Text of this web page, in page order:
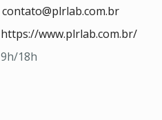
contato@plrlab.com.br
https://www.plrlab.com.br/
9h/18h